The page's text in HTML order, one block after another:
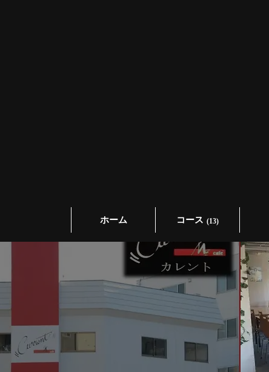
ホーム コース (13)